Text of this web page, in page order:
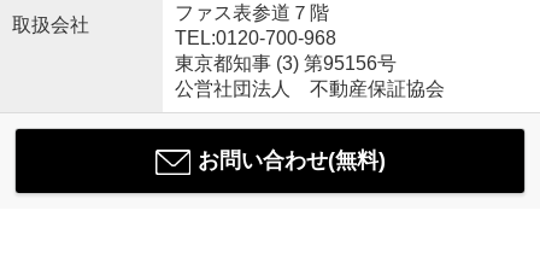
取扱会社
ファス表参道７階
TEL:0120-700-968
東京都知事 (3) 第95156号
公営社団法人 不動産保証協会
お問い合わせ(無料)